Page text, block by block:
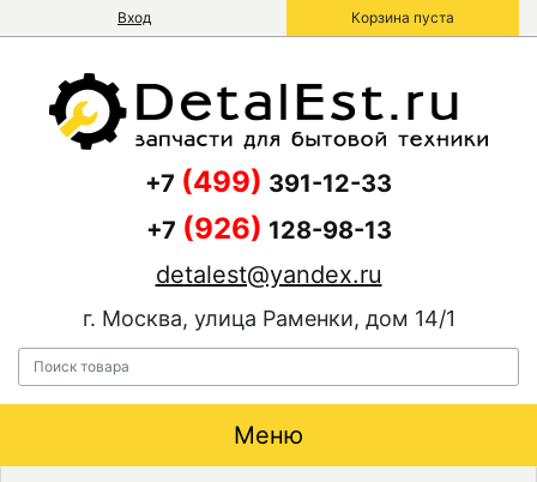
Вход Корзина пуста
+7 (499) 391-12-33
+7 (926) 128-98-13
detalest@yandex.ru
г. Москва, улица Раменки, дом 14/1
Меню